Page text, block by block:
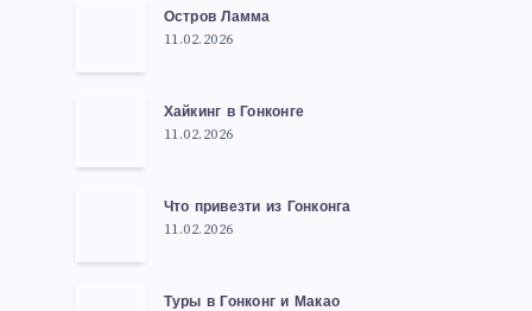
Остров Ламма
11.02.2026
Хайкинг в Гонконге
11.02.2026
Что привезти из Гонконга
11.02.2026
Туры в Гонконг и Макао